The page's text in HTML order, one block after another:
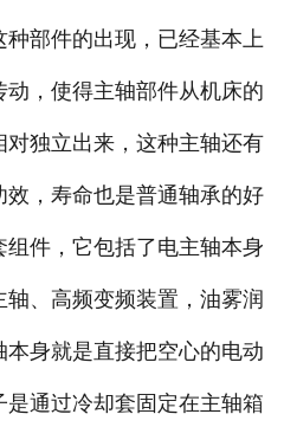
部件的出现，已经基本上
，使得主轴部件从机床的
独立出来，这种主轴还有
，寿命也是普通轴承的好
组件，它包括了电主轴本身
轴、高频变频装置，油雾润
身就是直接把空心的电动
通过冷却套固定在主轴箱